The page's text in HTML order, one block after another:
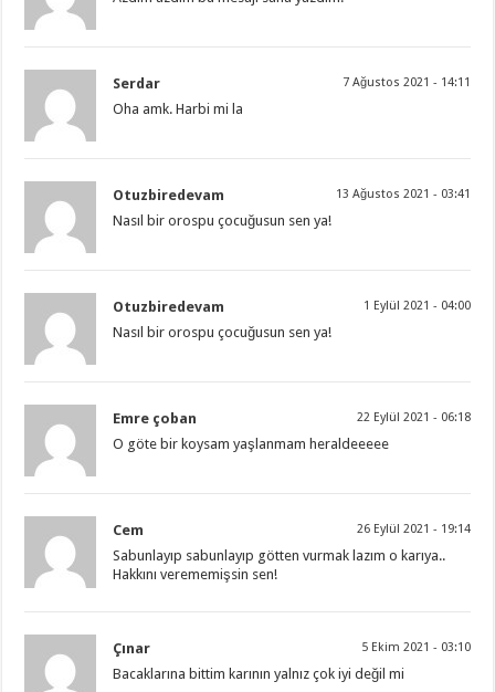
Serdar 7 Ağustos 2021 - 14:11
Oha amk. Harbi mi la
Otuzbiredevam 13 Ağustos 2021 - 03:41
Nasıl bir orospu çocuğusun sen ya!
Otuzbiredevam 1 Eylül 2021 - 04:00
Nasıl bir orospu çocuğusun sen ya!
Emre çoban 22 Eylül 2021 - 06:18
O göte bir koysam yaşlanmam heraldeeeee
Cem 26 Eylül 2021 - 19:14
Sabunlayıp sabunlayıp götten vurmak lazım o karıya..
Hakkını verememişsin sen!
Çınar 5 Ekim 2021 - 03:10
Bacaklarına bittim karının yalnız çok iyi değil mi